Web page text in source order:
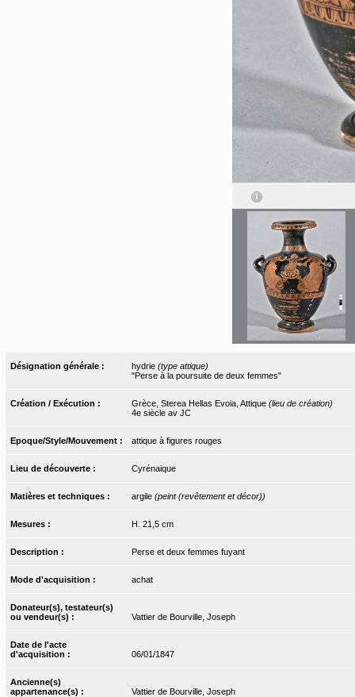
Désignation générale : hydrie (type attique)
"Perse à la poursuite de deux femmes"
Création / Exécution : Grèce, Sterea Hellas Evoia, Attique (lieu de création)
4e siècle av JC
Epoque/Style/Mouvement : attique à figures rouges
Lieu de découverte : Cyrénaique
Matières et techniques : argile (peint (revêtement et décor))
Mesures : H. 21,5 cm
Description : Perse et deux femmes fuyant
Mode d'acquisition : achat
Donateur(s), testateur(s)
ou vendeur(s) :
Vattier de Bourville, Joseph
Date de l'acte
d'acquisition :
06/01/1847
Ancienne(s)
appartenance(s) :
Vattier de Bourville, Joseph